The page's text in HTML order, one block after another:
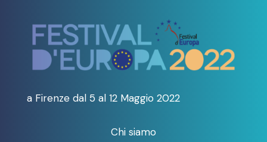
a Firenze dal 5 al 12 Maggio 2022
Chi siamo